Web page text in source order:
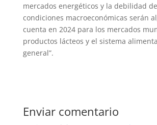
mercados energéticos y la debilidad
condiciones macroeconómicas serán
cuenta en 2024 para los mercados
productos lácteos y el sistema
general”.
Enviar comentario